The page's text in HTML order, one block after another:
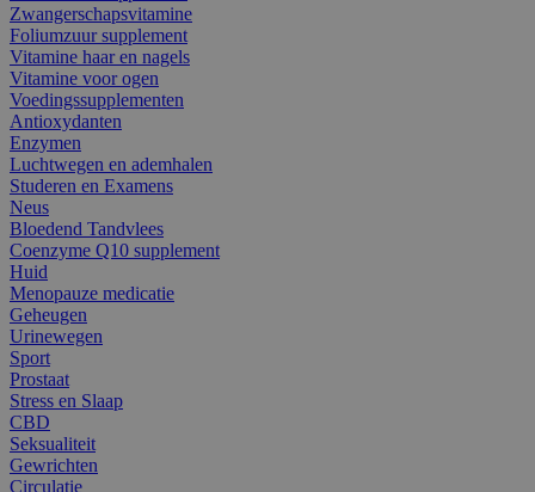
Zwangerschapsvitamine
Foliumzuur supplement
Vitamine haar en nagels
Vitamine voor ogen
Voedingssupplementen
Antioxydanten
Enzymen
Luchtwegen en ademhalen
Studeren en Examens
Neus
Bloedend Tandvlees
Coenzyme Q10 supplement
Huid
Menopauze medicatie
Geheugen
Urinewegen
Sport
Prostaat
Stress en Slaap
CBD
Seksualiteit
Gewrichten
Circulatie